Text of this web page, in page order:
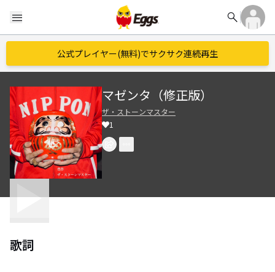
menu search
公式プレイヤー(無料)でサクサク連続再生
マゼンタ（修正版）
ザ・ストーンマスター
1
歌詞